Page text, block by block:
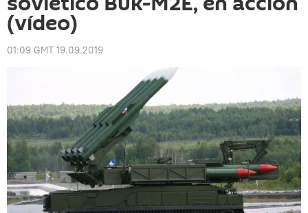
(vídeo)
01:09 GMT 19.09.2019